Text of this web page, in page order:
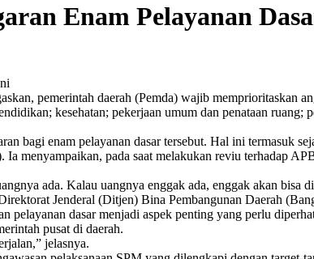
Enam Pelayanan
pemerintah daerah (Pemda) wajib memprioritaskan
kesehatan; pekerjaan umum dan penataan
bagi enam pelayanan dasar tersebut. Hal ini termasuk
menyampaikan, pada saat melakukan reviu terhadap
ada. Kalau uangnya enggak ada, enggak akan bisa
Jenderal (Ditjen) Bina Pembangunan Daerah
pelayanan dasar menjadi aspek penting yang perlu
pusat di daerah.
jelasnya.